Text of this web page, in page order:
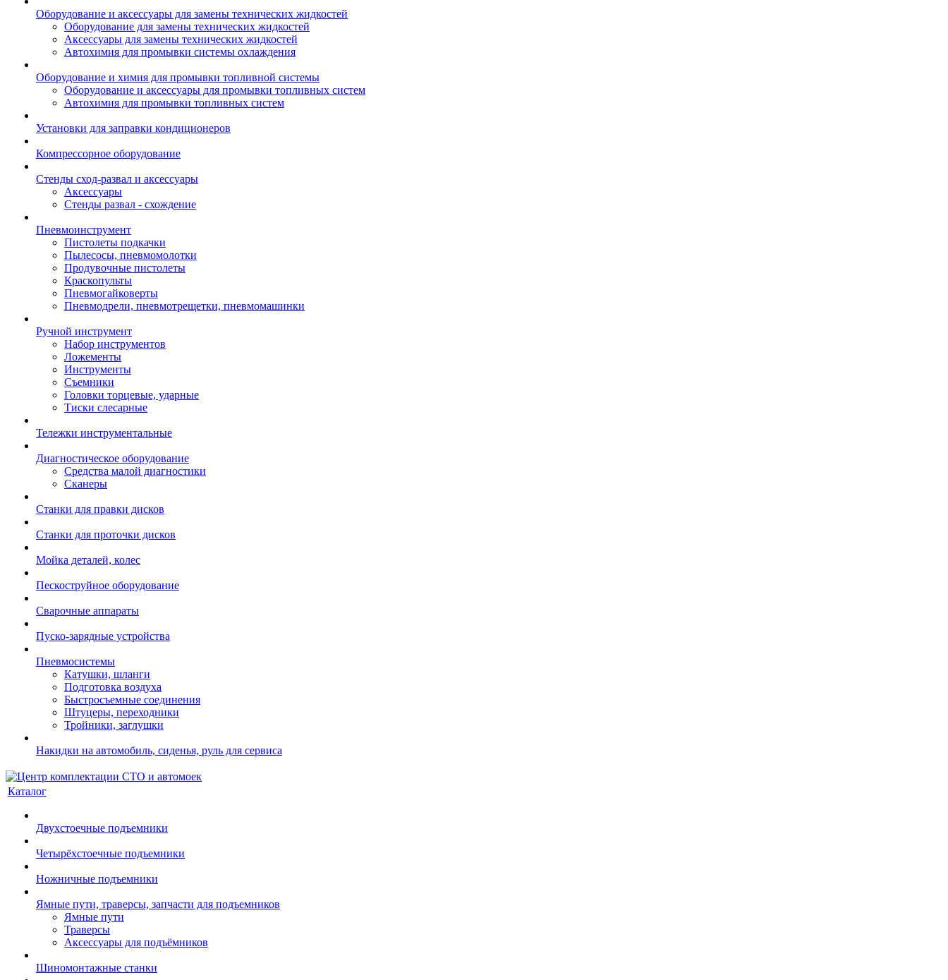
Оборудование и аксессуары для замены технических жидкостей
Оборудование для замены технических жидкостей
Аксессуары для замены технических жидкостей
Автохимия для промывки системы охлаждения
Оборудование и химия для промывки топливной системы
Оборудование и аксессуары для промывки топливных систем
Автохимия для промывки топливных систем
Установки для заправки кондиционеров
Компрессорное оборудование
Стенды сход-развал и аксессуары
Аксессуары
Стенды развал - схождение
Пневмоинструмент
Пистолеты подкачки
Пылесосы, пневмомолотки
Продувочные пистолеты
Краскопульты
Пневмогайковерты
Пневмодрели, пневмотрещетки, пневмомашинки
Ручной инструмент
Набор инструментов
Ложементы
Инструменты
Съемники
Головки торцевые, ударные
Тиски слесарные
Тележки инструментальные
Диагностическое оборудование
Средства малой диагностики
Сканеры
Станки для правки дисков
Станки для проточки дисков
Мойка деталей, колес
Пескоструйное оборудование
Сварочные аппараты
Пуско-зарядные устройства
Пневмосистемы
Катушки, шланги
Подготовка воздуха
Быстросъемные соединения
Штуцеры, переходники
Тройники, заглушки
Накидки на автомобиль, сиденья, руль для сервиса
Каталог
Двухстоечные подъемники
Четырёхстоечные подъемники
Ножничные подъемники
Ямные пути, траверсы, запчасти для подъемников
Ямные пути
Траверсы
Аксессуары для подъёмников
Шиномонтажные станки